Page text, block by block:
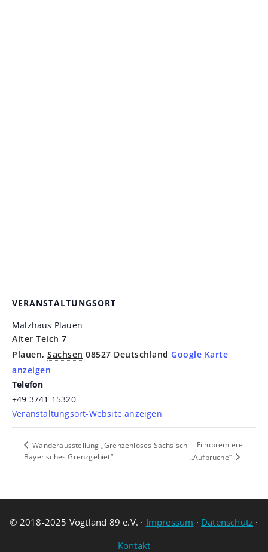
VERANSTALTUNGSORT
Malzhaus Plauen
Alter Teich 7
Plauen, Sachsen 08527 Deutschland Google Karte
anzeigen
Telefon
+49 3741 15320
Veranstaltungsort-Website anzeigen
Wanderausstellung „Grenzenloses Sächsisch-
Bayerisches Grenzgebiet“
Filmpremiere
„Aufbrüche“
© 2018-2025 Vogtland 89 e.V. · Impressum · Datenschutz ·
Kontakt